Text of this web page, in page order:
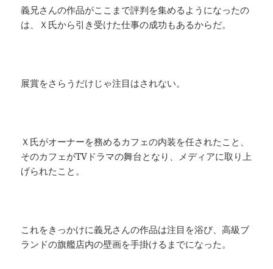
義兄さんの作品がここまで評判を集めるようになったの
は、Ｘ氏から引き受けた仕事の成功もあるからだ。
展賞をさらうだけじゃ注目はされない。
Ｘ氏がオーナーを務めるカフェの内装を任されたこと、
そのカフェがTVドラマの舞台となり、メディアに取り上
げられたこと。
これをきっかけに義兄さんの作品は注目を浴び、高級ブ
ランドの旗艦店内の壁画を手掛けるまでになった。